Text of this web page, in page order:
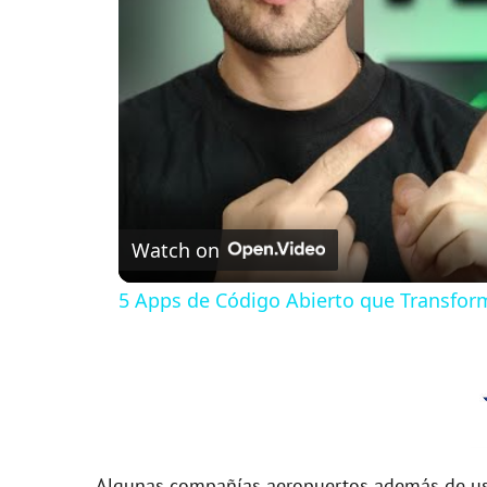
Watch on
5 Apps de Código Abierto que